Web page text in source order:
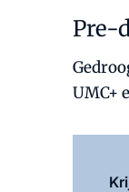
Pre-
UMC+